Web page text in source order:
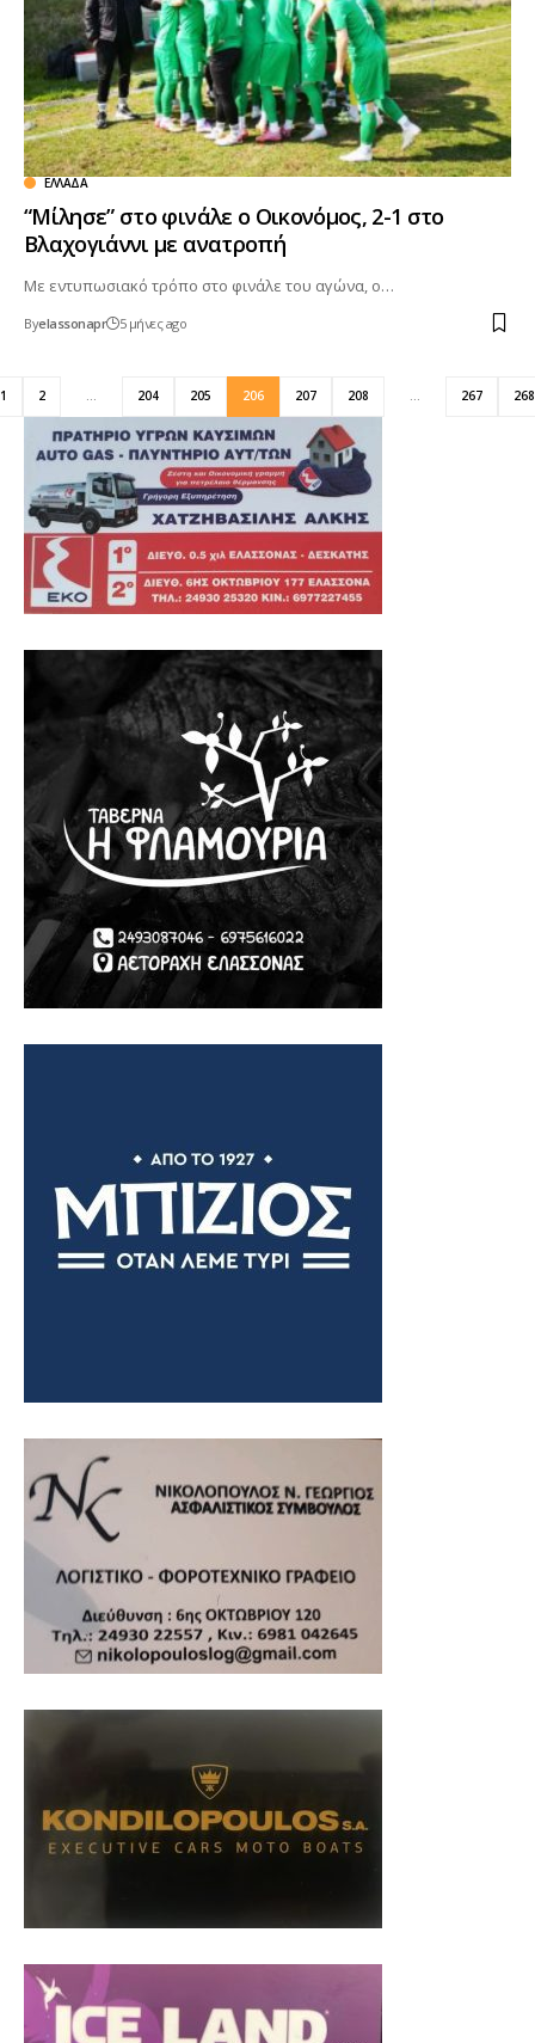
ΕΛΛΆΔΑ
“Μίλησε” στο φινάλε ο Οικονόμος, 2-1 στο
Βλαχογιάννι με ανατροπή
Με εντυπωσιακό τρόπο στο φινάλε του αγώνα, ο…
Byelassonapr 5 μήνες ago
1 2 … 204 205 206 207 208 … 267 268